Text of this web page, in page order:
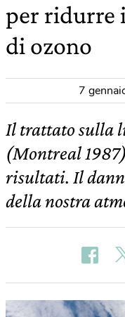
per ridurre
di ozono
7
Il trattato sulla
(Montreal
risultati. Il
della nostra